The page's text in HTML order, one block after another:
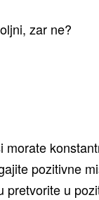
zar ne?
pozitivne
u